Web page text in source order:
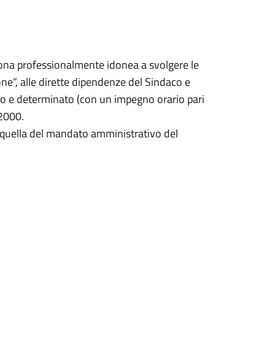
professionalmente idonea a svolgere le
alle dirette dipendenze del Sindaco e
e determinato (con un impegno orario pari
del mandato amministrativo del